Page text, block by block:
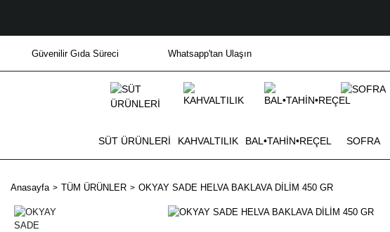
Güvenilir Gıda Süreci Whatsapp'tan Ulaşın
SÜT ÜRÜNLERİ KAHVALTILIK BAL•TAHİN•REÇEL SOFRA
Anasayfa TÜM ÜRÜNLER OKYAY SADE HELVA BAKLAVA DİLİM 450 GR